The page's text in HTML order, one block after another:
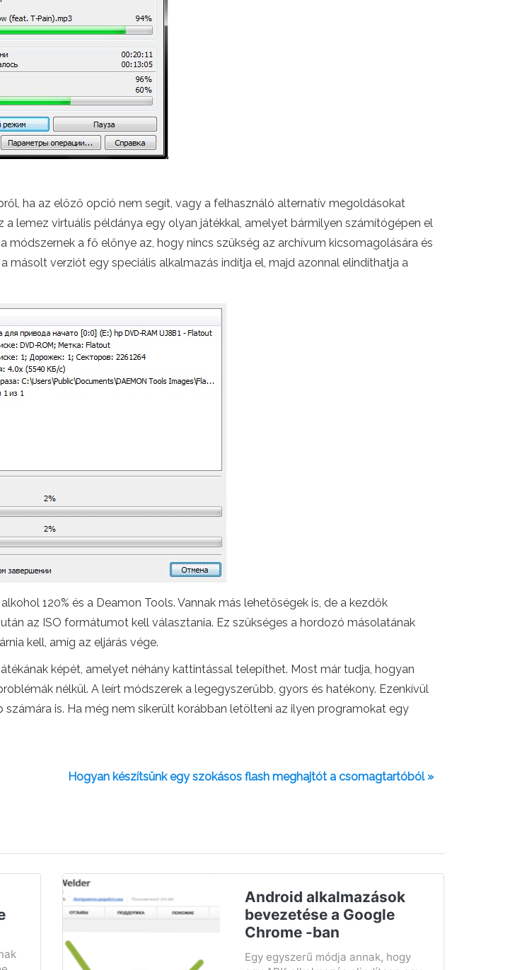
ha az előző opció nem segít, vagy a felhasználó alternatív megoldásokat
lemez virtuális példánya egy olyan játékkal, amelyet bármilyen számítógépen el
módszernek a fő előnye az, hogy nincs szükség az archívum kicsomagolására és
másolt verziót egy speciális alkalmazás indítja el, majd azonnal elindíthatja a
120% és a Deamon Tools. Vannak más lehetőségek is, de a kezdők
az ISO formátumot kell választania. Ez szükséges a hordozó másolatának
kell, amíg az eljárás vége.
képét, amelyet néhány kattintással telepíthet. Most már tudja, hogyan
nélkül. A leírt módszerek a legegyszerűbb, gyors és hatékony. Ezenkívül
is. Ha még nem sikerült korábban letölteni az ilyen programokat egy
Hogyan készítsünk egy szokásos flash meghajtót a csomagtartóból »
Android alkalmazások
bevezetése a Google
Chrome -ban
Egy egyszerű módja annak, hogy